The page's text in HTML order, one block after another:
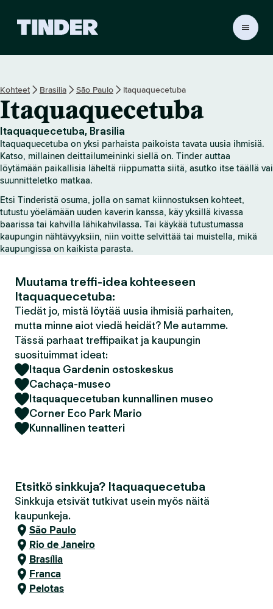
r
n
a
l
o
i
s
s
i
v
u
Kohteet Brasilia São Paulo Itaquaquecetuba
Itaquaquecetuba
Itaquaquecetuba, Brasilia
Itaquaquecetuba on yksi parhaista paikoista tavata uusia ihmisiä.
Katso, millainen deittailumeininki siellä on. Tinder auttaa
löytämään paikallisia läheltä riippumatta siitä, asutko itse täällä vai
suunnitteletko matkaa.
Etsi Tinderistä osuma, jolla on samat kiinnostuksen kohteet,
tutustu yöelämään uuden kaverin kanssa, käy yksillä kivassa
baarissa tai kahvilla lähikahvilassa. Tai käykää tutustumassa
kaupungin nähtävyyksiin, niin voitte selvittää tai muistella, mikä
kaupungissa on kaikista parasta.
Muutama treffi-idea kohteeseen
Itaquaquecetuba:
Tiedät jo, mistä löytää uusia ihmisiä parhaiten,
mutta minne aiot viedä heidät? Me autamme.
Tässä parhaat treffipaikat ja kaupungin
suosituimmat ideat:
Itaqua Gardenin ostoskeskus
Cachaça-museo
Itaquaquecetuban kunnallinen museo
Corner Eco Park Mario
Kunnallinen teatteri
Etsitkö sinkkuja? Itaquaquecetuba
Sinkkuja etsivät tutkivat usein myös näitä
kaupunkeja.
São Paulo
Rio de Janeiro
Brasília
Franca
Pelotas